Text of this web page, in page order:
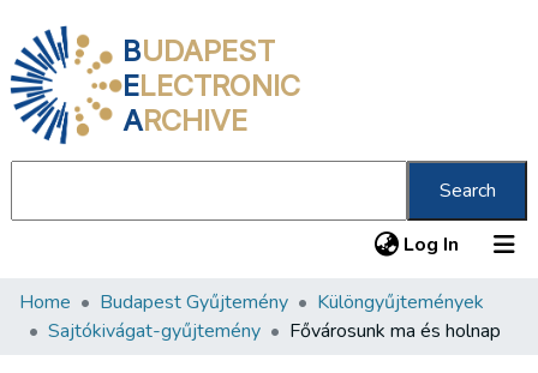
BUDAPEST
ELECTRONIC
ARCHIVE
Search
Log In (current)
Communities & Collections
Home Budapest Gyűjtemény
Különgyűjtemények
Sajtókivágat-gyűjtemény
Fővárosunk ma és holnap